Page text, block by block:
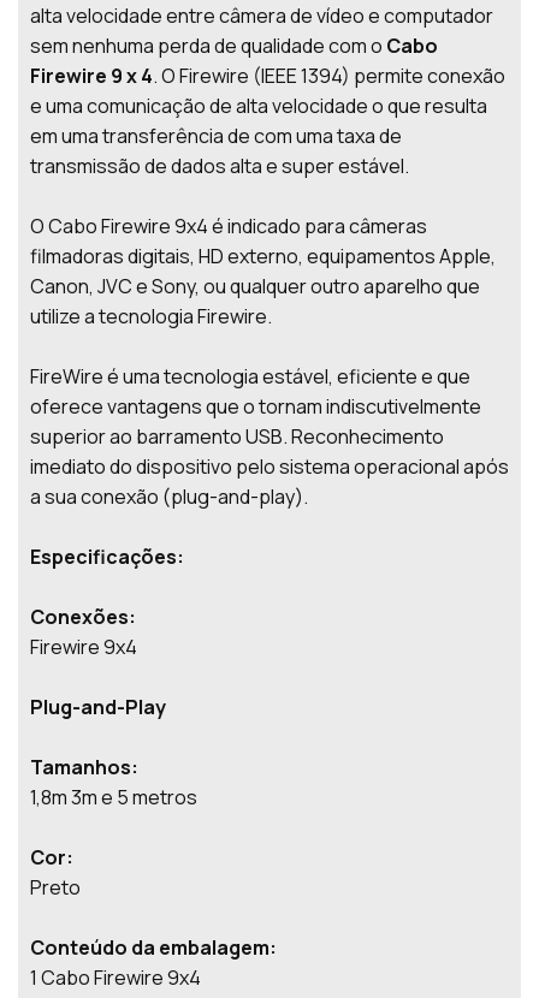
alta velocidade entre câmera de vídeo e computador
sem nenhuma perda de qualidade com o Cabo
Firewire 9 x 4. O Firewire (IEEE 1394) permite conexão
e uma comunicação de alta velocidade o que resulta
em uma transferência de com uma taxa de
transmissão de dados alta e super estável.
O Cabo Firewire 9x4 é indicado para câmeras
filmadoras digitais, HD externo, equipamentos Apple,
Canon, JVC e Sony, ou qualquer outro aparelho que
utilize a tecnologia Firewire.
FireWire é uma tecnologia estável, eficiente e que
oferece vantagens que o tornam indiscutivelmente
superior ao barramento USB. Reconhecimento
imediato do dispositivo pelo sistema operacional após
a sua conexão (plug-and-play).
Especificações:
Conexões:
Firewire 9x4
Plug-and-Play
Tamanhos:
1,8m 3m e 5 metros
Cor:
Preto
Conteúdo da embalagem:
1 Cabo Firewire 9x4